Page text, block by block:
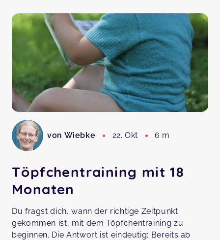
von Wiebke 22. Okt 6 m
Töpfchentraining mit 18
Monaten
Du fragst dich, wann der richtige Zeitpunkt
gekommen ist, mit dem Töpfchentraining zu
beginnen. Die Antwort ist eindeutig: Bereits ab